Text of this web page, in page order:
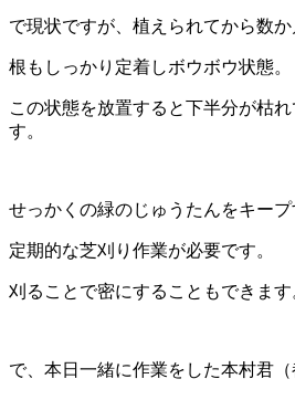
で現状ですが、植えられてから数か
根もしっかり定着しボウボウ状態。
この状態を放置すると下半分が枯
す。
せっかくの緑のじゅうたんをキー
定期的な芝刈り作業が必要です。
刈ることで密にすることもできます
で、本日一緒に作業をした本村君（